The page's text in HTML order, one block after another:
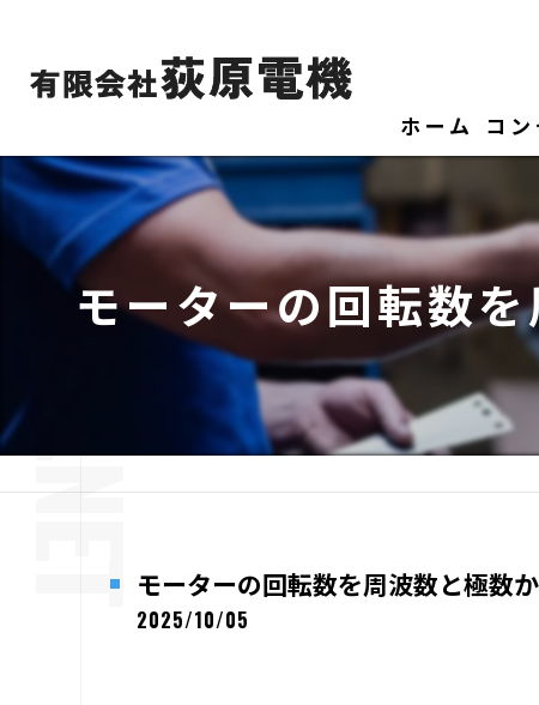
ホーム コ
モーターの回転数
モーターの回転数を周波数と極数
2025/10/05